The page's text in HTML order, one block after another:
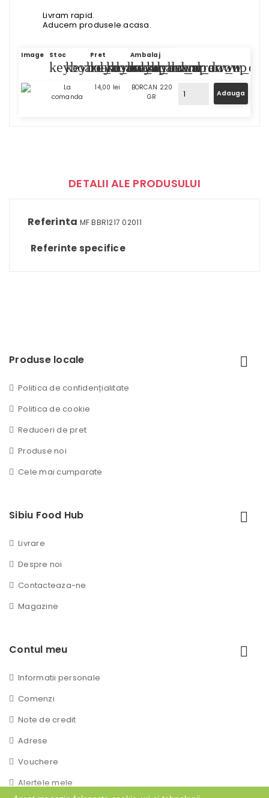
Livram rapid.
Aducem produsele acasa.
Image Stoc
keyboard_arrow_up
keyboard_arrow_down
Pret
keyboard_arrow_up
keyboard_arrow_down
Ambalaj
keyboard_arrow_up
La
comanda
14,00 lei
BORCAN 220
GR
DETALII ALE PRODUSULUI
Referinta MF BBR1217 02011
Referinte specifice
Produse locale
Politica de confidențialitate
Politica de cookie
Reduceri de pret
Produse noi
Cele mai cumparate
Sibiu Food Hub
Livrare
Despre noi
Contacteaza-ne
Magazine
Contul meu
Informatii personale
Comenzi
Note de credit
Adrese
Vouchere
Alertele mele